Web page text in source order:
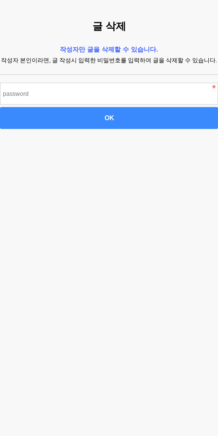
글 삭제
작성자만 글을 삭제할 수 있습니다.
작성자 본인이라면, 글 작성시 입력한 비밀번호를 입력하여 글을 삭제할 수 있습니다.